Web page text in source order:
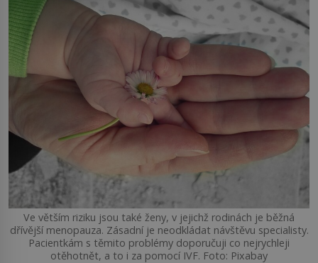
Ve větším riziku jsou také ženy, v jejichž rodinách je běžná
dřívější menopauza. Zásadní je neodkládat návštěvu specialisty.
Pacientkám s těmito problémy doporučuji co nejrychleji
otěhotnět, a to i za pomocí IVF. Foto: Pixabay